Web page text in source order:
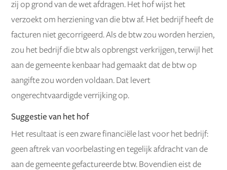
zij op grond van de wet afdragen. Het hof wijst het
verzoekt om herziening van die btw af. Het bedrijf heeft de
facturen niet gecorrigeerd. Als de btw zou worden herzien,
zou het bedrijf die btw als opbrengst verkrijgen, terwijl het
aan de gemeente kenbaar had gemaakt dat de btw op
aangifte zou worden voldaan. Dat levert
ongerechtvaardigde verrijking op.
Suggestie van het hof
Het resultaat is een zware financiële last voor het bedrijf:
geen aftrek van voorbelasting en tegelijk afdracht van de
aan de gemeente gefactureerde btw. Bovendien eist de